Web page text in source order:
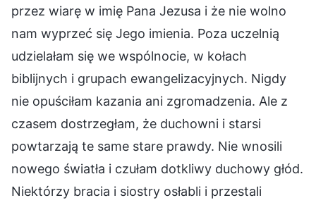
przez wiarę w imię Pana Jezusa i że nie wolno
nam wyprzeć się Jego imienia. Poza uczelnią
udzielałam się we wspólnocie, w kołach
biblijnych i grupach ewangelizacyjnych. Nigdy
nie opuściłam kazania ani zgromadzenia. Ale z
czasem dostrzegłam, że duchowni i starsi
powtarzają te same stare prawdy. Nie wnosili
nowego światła i czułam dotkliwy duchowy głód.
Niektórzy bracia i siostry osłabli i przestali